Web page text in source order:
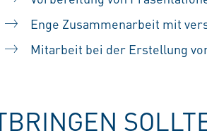
Enge Zusammenarbeit mit
Mitarbeit bei der Erstellung